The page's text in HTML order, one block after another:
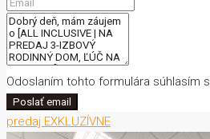
Odoslaním tohto formulára súhlasím s
Poslať email
predaj EXKLUZÍVNE